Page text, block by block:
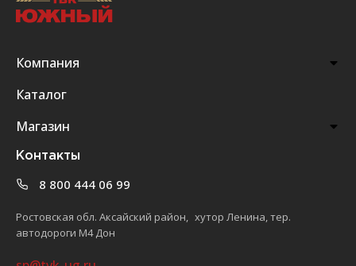
Компания
Каталог
Магазин
Контакты
8 800 444 06 99
Ростовская обл. Аксайский район, хутор Ленина, тер.
автодороги М4 Дон